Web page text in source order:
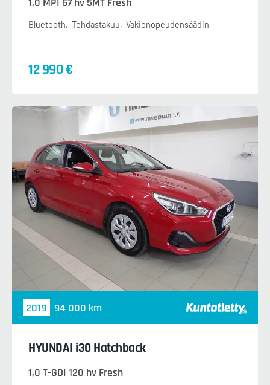
Bluetooth Tehdastakuu Vakionopeudensäädin
12 990 €
2019 94 000 km
HYUNDAI i30 Hatchback
1,0 T-GDI 120 hv Fresh